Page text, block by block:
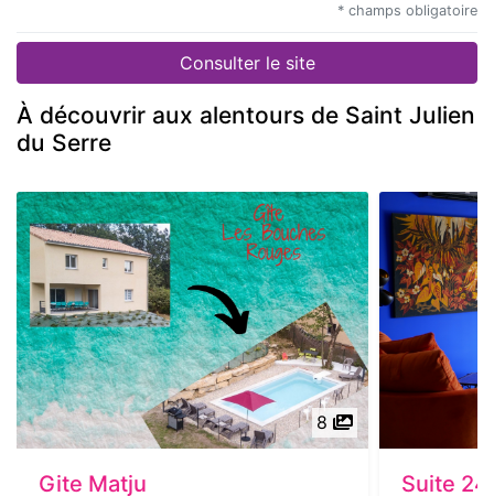
* champs obligatoire
Consulter le site
À découvrir aux alentours de Saint Julien
du Serre
8
Gite Matju Suite 24